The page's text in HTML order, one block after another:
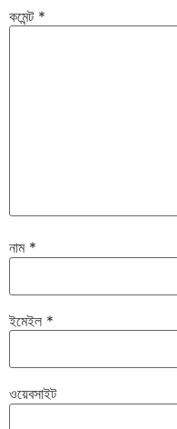
কমেন্ট *
নাম *
ইমেইল *
ওয়েবসাইট